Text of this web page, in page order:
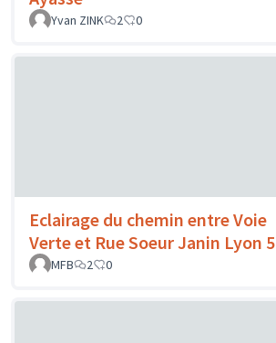
Yvan ZINK 2 0
Eclairage du chemin entre Voie
Verte et Rue Soeur Janin Lyon 5
MFB
2 0